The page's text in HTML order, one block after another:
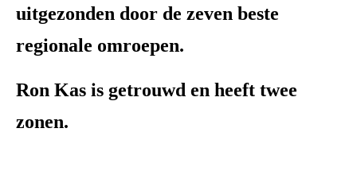
uitgezonden door de zeven beste
regionale omroepen.
Ron Kas is getrouwd en heeft twee
zonen.